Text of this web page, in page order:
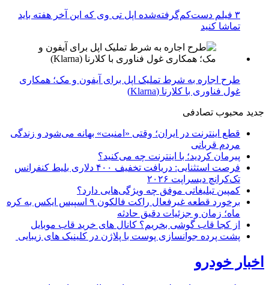
۳ فیلم دست‌کم‌گرفته‌شده اپل تی وی که این آخر هفته باید
تماشا کنید
طرح اجاره به شرط تملیک اپل برای آیفون و مک؛ همکاری
غول فناوری با کلارنا (Klarna)
جدید محبوب تصادفی
قطع اینترنت در ایران؛ وقتی «امنیت» بهانه می‌شود و زندگی
مردم قربانی
پیرمان کردید؛ با اینترنت چه می‌کنید؟
فرصت استثنایی: دریافت تخفیف ۴۰۰ دلاری بلیط کنفرانس
تک‌کرانچ دیسراپت ۲۰۲۶
کمپین تبلیغاتی موفق چه ویژگی‌هایی دارد؟
برخورد قطعه غیرفعال راکت فالکون ۹ اسپیس ایکس به کره
ماه؛ زمان و جزئیات دقیق حادثه
از کجا قاب گوشی بخریم؟ کانال های خرید قاب موبایل
پشت پرده جوانسازی پوست با پلاژن در کلینیک های زیبایی
اخبار خودرو